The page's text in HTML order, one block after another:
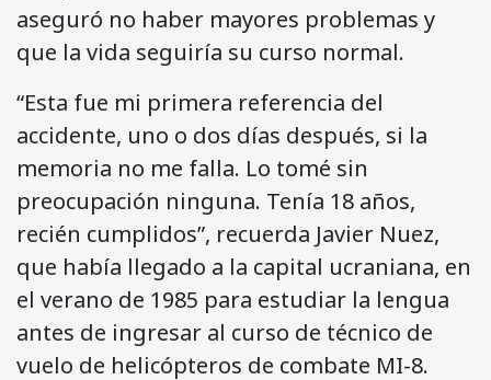
aseguró no haber mayores problemas y
que la vida seguiría su curso normal.
“Esta fue mi primera referencia del
accidente, uno o dos días después, si la
memoria no me falla. Lo tomé sin
preocupación ninguna. Tenía 18 años,
recién cumplidos”, recuerda Javier Nuez,
que había llegado a la capital ucraniana, en
el verano de 1985 para estudiar la lengua
antes de ingresar al curso de técnico de
vuelo de helicópteros de combate MI-8.